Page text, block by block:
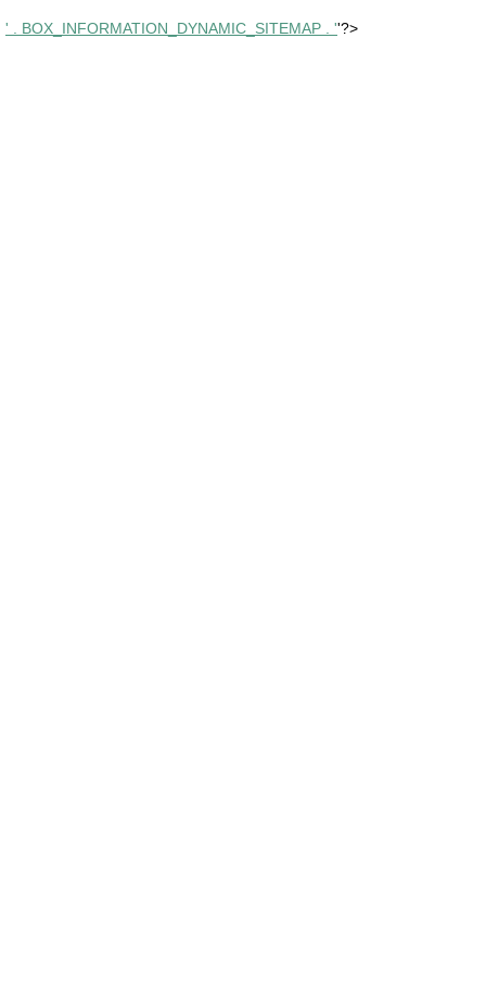
' . BOX_INFORMATION_DYNAMIC_SITEMAP . ''?>